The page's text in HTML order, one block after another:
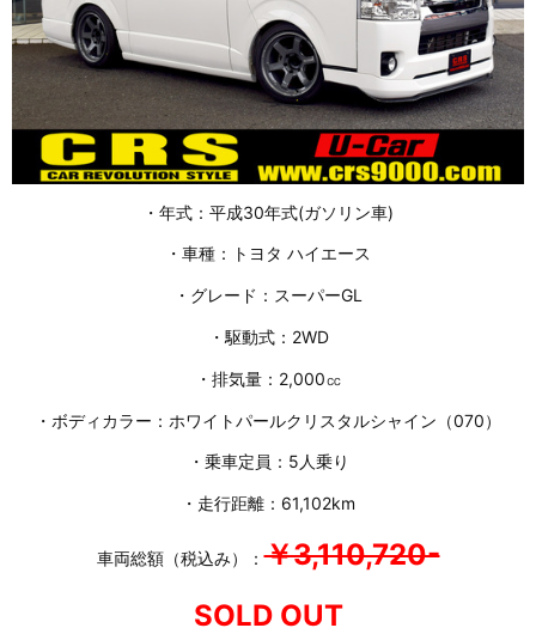
・年式：平成30年式(ガソリン車)
・車種：トヨタ ハイエース
・グレード：スーパーGL
・駆動式：2WD
・排気量：2,000㏄
・ボディカラー：ホワイトパールクリスタルシャイン（070）
・乗車定員：5人乗り
・走行距離：61,102km
車両総額（税込み）：￥3,110,720-
SOLD OUT